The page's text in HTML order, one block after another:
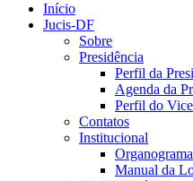
Início
Jucis-DF
Sobre
Presidência
Perfil da
Agenda da
Perfil do
Contatos
Institucional
Organograma
Manual da